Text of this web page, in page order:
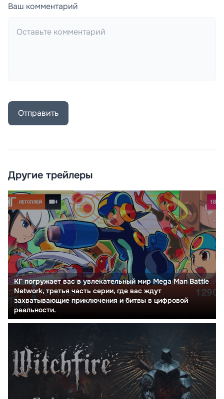
Ваш комментарий
Отправить
Другие трейлеры
КГ погружает вас в увлекательный мир Mega Man Battle
Network, третья часть серии, где вас ждут
захватывающие приключения и битвы в цифровой
реальности.